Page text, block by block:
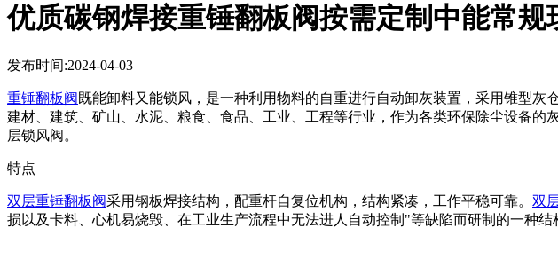
优质碳钢焊接重锤翻板阀按需定制中能常规
发布时间:2024-04-03
重锤翻板阀 既能卸料又能锁风，是一种利用物料的自重进行自动卸灰装置，采用锥型
建材、建筑、矿山、水泥、粮食、食品、工业、工程等行业，作为各类环保除尘设备
层锁风阀。
特点
双层重锤翻板阀采用钢板焊接结构，配重杆自复位机构，结构紧凑，工作平稳可靠。 双
损以及卡料、心机易烧毁、在工业生产流程中无法进人自动控制"等缺陷而研制的一种结